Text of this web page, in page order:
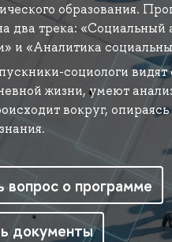
образования.
два трека: «Социальный
и «Аналитика
социологи видят
жизни, умеют
вокруг, опираясь
вопрос о программе
документы